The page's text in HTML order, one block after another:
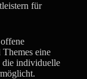
für
eine
die individuelle